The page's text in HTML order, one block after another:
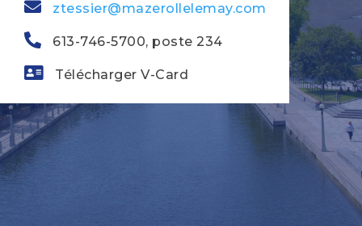
ztessier@mazerollelemay.com
613-746-5700, poste 234
Télécharger V-Card